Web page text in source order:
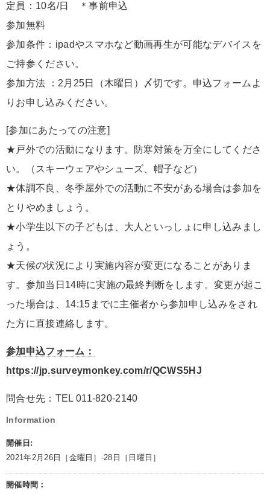
定員：10名/日 ＊事前申込
参加無料
参加条件：ipadやスマホなど動画再生が可能なデバイスを
ご持参ください。
参加方法 ：2月25日（木曜日）〆切です。申込フォームよ
りお申し込みください。
[参加にあたっての注意]
★戸外での活動になります。防寒対策を万全にしてくださ
い。（スキーウェアやシューズ、帽子など）
★体調不良、冬季屋外での活動に不安がある場合は参加を
とりやめましょう。
★小学生以下の子どもは、大人といっしょに申し込みまし
ょう。
★天候の状況により実施内容が変更になることがありま
す。参加当日14時に実施の最終判断をします。変更が起こ
った場合は、14:15までに主催者から参加申し込みをされ
た方に直接連絡します。
参加申込フォーム：
https://jp.surveymonkey.com/r/QCWS5HJ
問合せ先：TEL 011-820-2140
Information
開催日:
2021年2月26日［金曜日］-28日［日曜日］
開催時間：